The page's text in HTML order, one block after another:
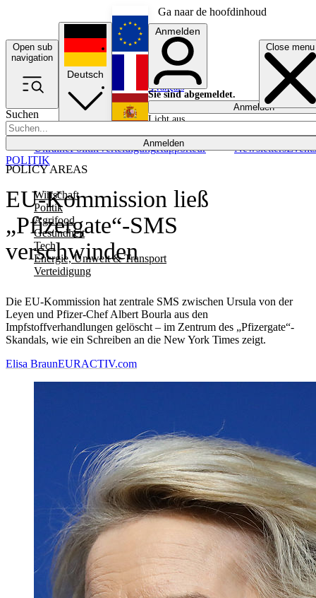
Ga naar de hoofdinhoud
Open sub
navigation
Close menu
Suchen
Anmelden
POLICY AREAS
Wirtschaft
Politik
Agrifood
Gesundheit
Tech
Energie, Umwelt & Transport
Verteidigung
UkrainePolitikVerteidigungRapporteur NewslettersEvents
Deutsch
English
Français
Anmelden
Sie sind abgemeldet.
Anmelden
Licht aus
EU-Kommission ließ
„Pfizergate“-SMS
verschwinden
Die EU-Kommission hat zentrale SMS zwischen Ursula von der
Leyen und Pfizer-Chef Albert Bourla aus den
Impfstoffverhandlungen gelöscht – im Zentrum des „Pfizergate“-
Skandals, wie ein Schreiben an die New York Times zeigt.
POLITIK
Elisa BraunEURACTIV.com